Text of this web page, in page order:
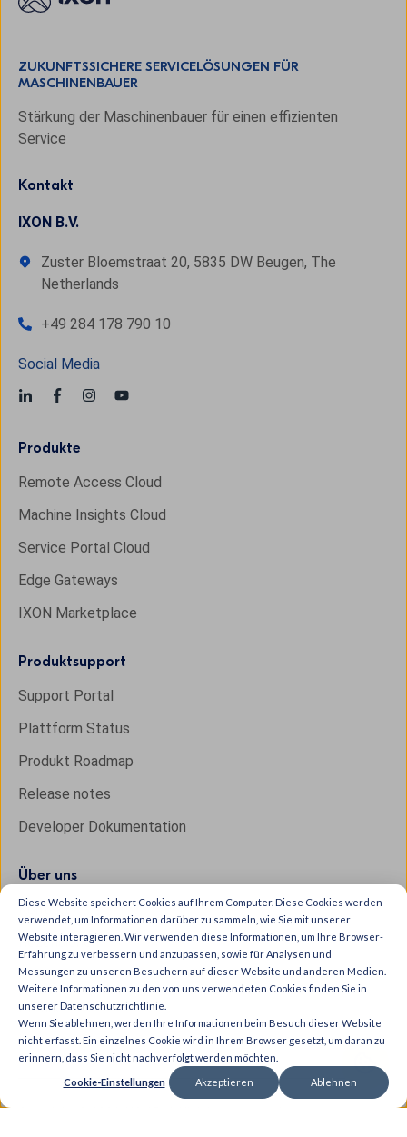
Diese Website speichert Cookies auf Ihrem Computer. Diese Cookies werden
verwendet, um Informationen darüber zu sammeln, wie Sie mit unserer
Website interagieren. Wir verwenden diese Informationen, um Ihre Browser-
Erfahrung zu verbessern und anzupassen, sowie für Analysen und
Messungen zu unseren Besuchern auf dieser Website und anderen Medien.
Weitere Informationen zu den von uns verwendeten Cookies finden Sie in
unserer Datenschutzrichtlinie.
Wenn Sie ablehnen, werden Ihre Informationen beim Besuch dieser Website
nicht erfasst. Ein einzelnes Cookie wird in Ihrem Browser gesetzt, um daran zu
erinnern, dass Sie nicht nachverfolgt werden möchten.
Cookie-Einstellungen Akzeptieren Ablehnen
ZUKUNFTSSICHERE SERVICELÖSUNGEN FÜR
MASCHINENBAUER
Stärkung der Maschinenbauer für einen effizienten
Service
Kontakt
IXON B.V.
Zuster Bloemstraat 20, 5835 DW Beugen, The
Netherlands
+49 284 178 790 10
Social Media
Produkte
Remote Access Cloud
Machine Insights Cloud
Service Portal Cloud
Edge Gateways
IXON Marketplace
Produktsupport
Support Portal
Plattform Status
Produkt Roadmap
Release notes
Developer Dokumentation
Über uns
Kontakt
Rezensionen
News
Presse
Karriere